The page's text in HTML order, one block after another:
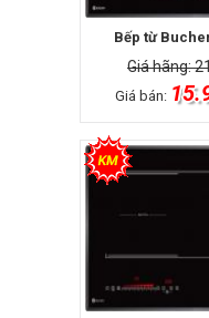
Bếp từ
Giá hãng:
Giá bán: